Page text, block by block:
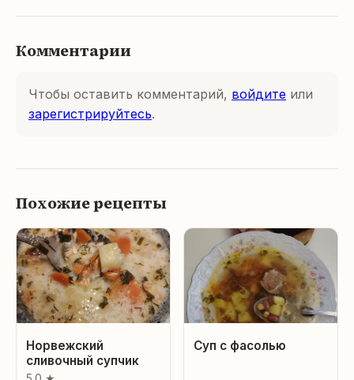
Комментарии
Чтобы оставить комментарий, войдите или
зарегистрируйтесь.
Похожие рецепты
Норвежский
сливочный супчик
Суп с фасолью